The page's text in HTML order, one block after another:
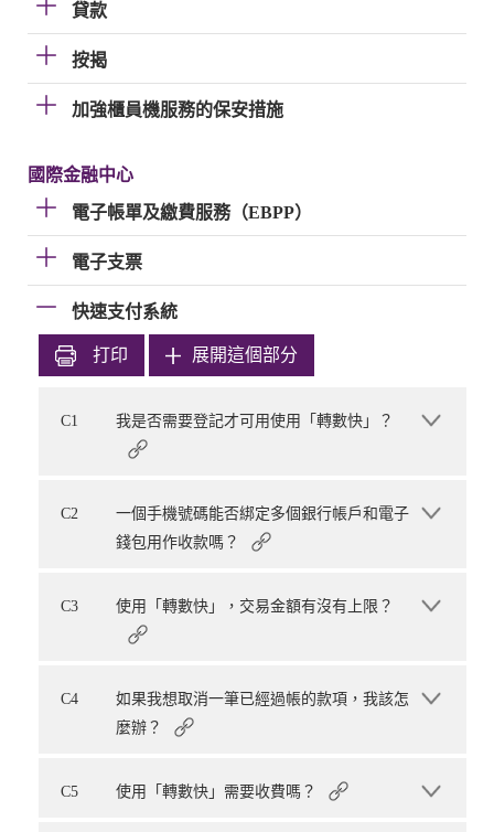
貸款
按揭
加強櫃員機服務的保安措施
國際金融中心
電子帳單及繳費服務（EBPP）
電子支票
快速支付系統
打印 展開這個部分
C1 我是否需要登記才可用使用「轉數快」？
C2
一個手機號碼能否綁定多個銀行帳戶和電子
錢包用作收款嗎？
C3 使用「轉數快」，交易金額有沒有上限？
C4
如果我想取消一筆已經過帳的款項，我該怎
麼辦？
C5 使用「轉數快」需要收費嗎？